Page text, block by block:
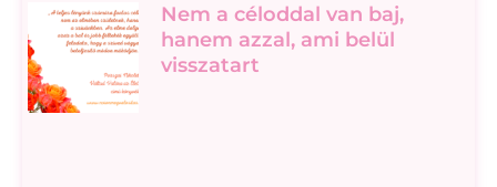
Nem a céloddal van baj,
hanem azzal, ami belül
visszatart